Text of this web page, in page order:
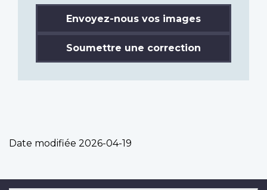
Envoyez-nous vos images
Soumettre une correction
Date modifiée 2026-04-19